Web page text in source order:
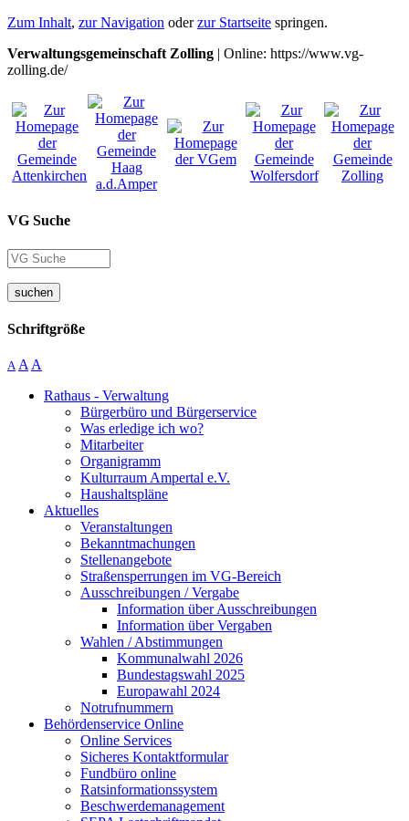
Zum Inhalt, zur Navigation oderzur Startseite springen.
Verwaltungsgemeinschaft Zolling | Online: https://www.vg-
zolling.de/
VG Suche
suchen
Schriftgröße
A A A
Rathaus - Verwaltung
Bürgerbüro und Bürgerservice
Was erledige ich wo?
Mitarbeiter
Organigramm
Kulturraum Ampertal e.V.
Haushaltspläne
Aktuelles
Veranstaltungen
Bekanntmachungen
Stellenangebote
Straßensperrungen im VG-Bereich
Ausschreibungen / Vergabe
Information über Ausschreibungen
Information über Vergaben
Wahlen / Abstimmungen
Kommunalwahl 2026
Bundestagswahl 2025
Europawahl 2024
Notrufnummern
Behördenservice Online
Online Services
Sicheres Kontaktformular
Fundbüro online
Ratsinformationssystem
Beschwerdemanagement